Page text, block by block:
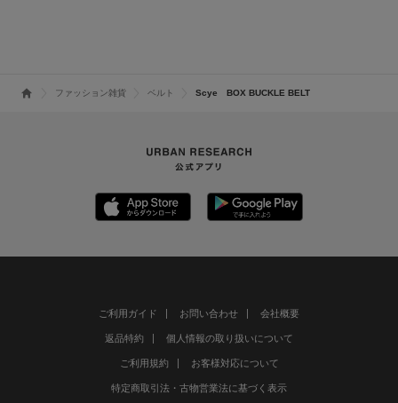
ファッション雑貨 ベルト Scye BOX BUCKLE BELT
ご利用ガイド お問い合わせ 会社概要
返品特約 個人情報の取り扱いについて
ご利用規約 お客様対応について
特定商取引法・古物営業法に基づく表示